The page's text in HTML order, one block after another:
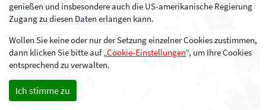
genießen und insbesondere auch die US-amerikanische Regierung
Zugang zu diesen Daten erlangen kann.
Wollen Sie keine oder nur der Setzung einzelner Cookies zustimmen,
dann klicken Sie bitte auf „Cookie-Einstellungen“, um Ihre Cookies
entsprechend zu verwalten.
Ich stimme zu